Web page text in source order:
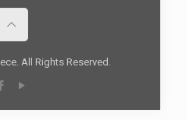
All Rights Reserved.